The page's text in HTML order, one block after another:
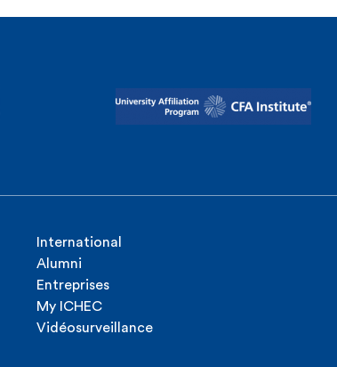
International
Alumni
Entreprises
My ICHEC
Vidéosurveillance